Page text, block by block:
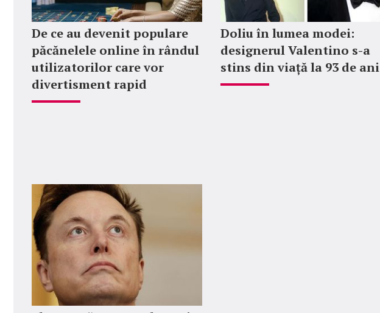
De ce au devenit populare
păcănelele online în rândul
utilizatorilor care vor
divertisment rapid
Doliu în lumea modei:
designerul Valentino s-a
stins din viață la 93 de ani